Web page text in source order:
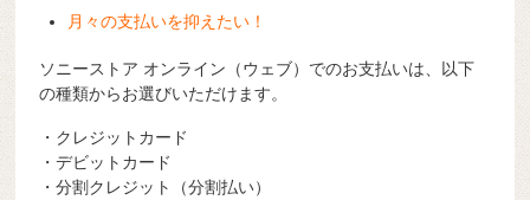
月々の支払いを抑えたい！
ソニーストア オンライン（ウェブ）でのお支払いは、以下
の種類からお選びいただけます。
・クレジットカード
・デビットカード
・分割クレジット（分割払い）